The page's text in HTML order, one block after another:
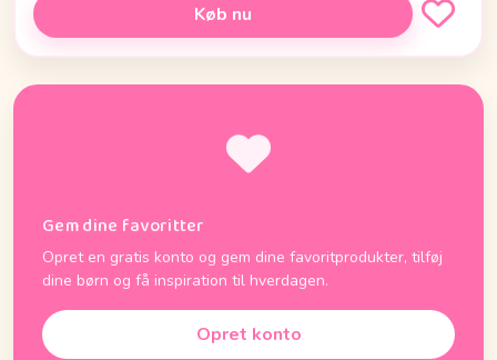
Køb nu
Gem dine favoritter
Opret en gratis konto og gem dine favoritprodukter, tilføj
dine børn og få inspiration til hverdagen.
Opret konto